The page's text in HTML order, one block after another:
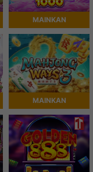
MAINKAN
MAINKAN